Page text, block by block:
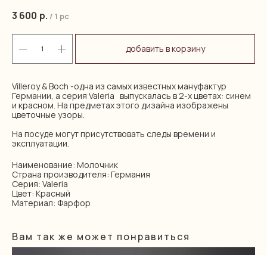
3 600 р. / 1 pc
добавить в корзину
Villeroy & Boch -одна из самых известных мануфактур
Германии, а серия Valeria выпускалась в 2-х цветах: синем
и красном. На предметах этого дизайна изображены
цветочные узоры.
На посуде могут присутствовать следы времени и
эксплуатации.
Наименование: Молочник
Страна производителя: Германия
Серия: Valeria
Цвет: Красный
Материал: Фарфор
Вам так же может понравиться